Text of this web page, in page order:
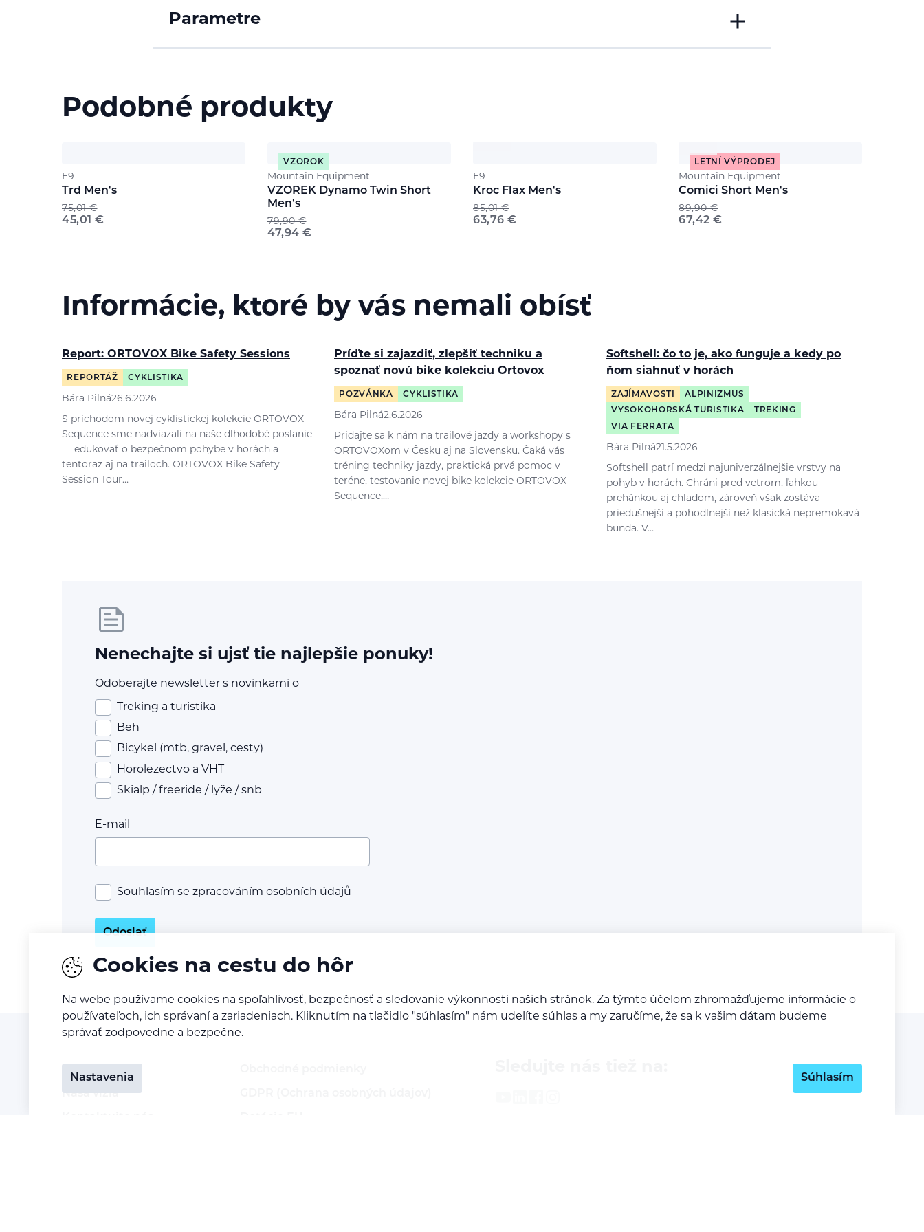
Parametre
Podobné produkty
E9
Trd Men's
75,01€
45,01 €
VZOROK
Mountain Equipment
VZOREK Dynamo Twin Short
Men's
79,90€
47,94 €
E9
Kroc Flax Men's
85,01€
63,76 €
LETNÍ VÝPRODEJ
Mountain Equipment
Comici Short Men's
89,90€
67,42 €
Informácie, ktoré by vás nemali obísť
Report: ORTOVOX Bike Safety Sessions
REPORTÁŽ CYKLISTIKA
Bára Pilná26.6.2026
S príchodom novej cyklistickej kolekcie ORTOVOX
Sequence sme nadviazali na naše dlhodobé poslanie
— edukovať o bezpečnom pohybe v horách a
tentoraz aj na trailoch. ORTOVOX Bike Safety
Session Tour…
Príďte si zajazdiť, zlepšiť techniku a
spoznať novú bike kolekciu Ortovox
POZVÁNKA CYKLISTIKA
Bára Pilná2.6.2026
Pridajte sa k nám na trailové jazdy a workshopy s
ORTOVOXom v Česku aj na Slovensku. Čaká vás
tréning techniky jazdy, praktická prvá pomoc v
teréne, testovanie novej bike kolekcie ORTOVOX
Sequence,…
Softshell: čo to je, ako funguje a kedy po
ňom siahnuť v horách
ZAJÍMAVOSTI
ALPINIZMUS
VYSOKOHORSKÁ TURISTIKA
TREKING
VIA FERRATA
Bára Pilná21.5.2026
Softshell patrí medzi najuniverzálnejšie vrstvy na
pohyb v horách. Chráni pred vetrom, ľahkou
prehánkou aj chladom, zároveň však zostáva
priedušnejší a pohodlnejší než klasická nepremokavá
bunda. V…
Nenechajte si ujsť tie najlepšie ponuky!
Odoberajte newsletter s novinkami o
Treking a turistika
Beh
Bicykel (mtb, gravel, cesty)
Horolezectvo a VHT
Skialp / freeride / lyže / snb
E-mail
Souhlasím se zpracováním osobních údajů
Odoslať
Naša vízia
Cookies na cestu do hôr
Na webe používame cookies na spoľahlivosť, bezpečnosť a sledovanie výkonnosti našich stránok. Za týmto účelom zhromažďujeme informácie o
používateľoch, ich správaní a zariadeniach. Kliknutím na tlačidlo "súhlasím" nám udelíte súhlas a my zaručíme, že sa k vašim dátam budeme
správať zodpovedne a bezpečne.
Nastavenia Súhlasím